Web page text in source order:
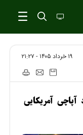
۱۹ خرداد ۱۴۰۵ - ۲۱:۲۷
آپاچی آمریکایی